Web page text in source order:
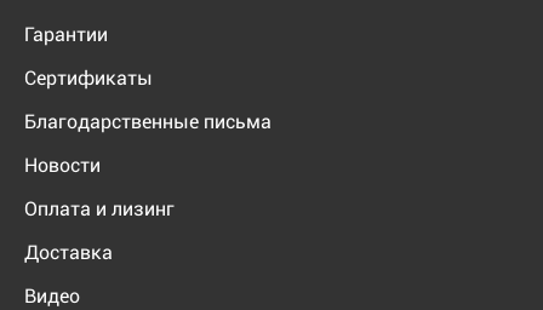
Гарантии
Сертификаты
Благодарственные письма
Новости
Оплата и лизинг
Доставка
Видео